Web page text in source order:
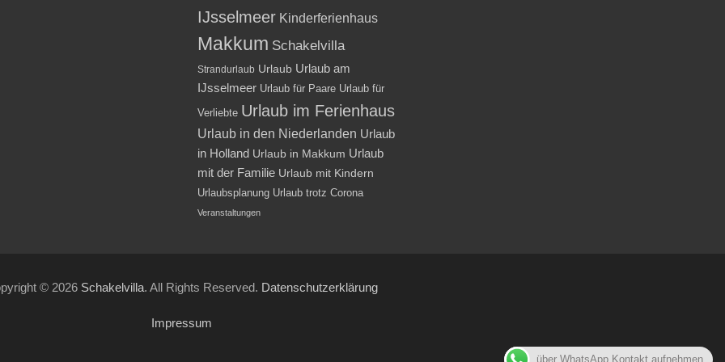
IJsselmeer Kinderferienhaus
Makkum Schakelvilla
Strandurlaub Urlaub Urlaub am
IJsselmeer Urlaub für Paare Urlaub für
Verliebte Urlaub im Ferienhaus
Urlaub in den Niederlanden Urlaub
in Holland Urlaub in Makkum Urlaub
mit der Familie Urlaub mit Kindern
Urlaubsplanung Urlaub trotz Corona
Veranstaltungen
© 2026 Schakelvilla. All Rights Reserved. Datenschutzerklärung
Impressum
über WhatsApp Kontakt aufnehmen